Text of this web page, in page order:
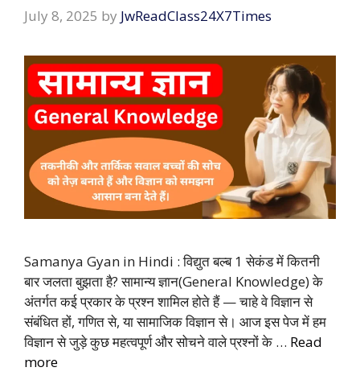
July 8, 2025 by JwReadClass24X7Times
Samanya Gyan in Hindi : विद्युत बल्ब 1 सेकंड में कितनी
बार जलता बुझता है? सामान्य ज्ञान(General Knowledge) के
अंतर्गत कई प्रकार के प्रश्न शामिल होते हैं — चाहे वे विज्ञान से
संबंधित हों, गणित से, या सामाजिक विज्ञान से। आज इस पेज में हम
विज्ञान से जुड़े कुछ महत्वपूर्ण और सोचने वाले प्रश्नों के … Read
more